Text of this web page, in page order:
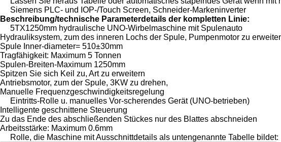
Siemens PLC- und IOP-/Touch Screen, Schneider-Markeninverter
Beschreibung/technische Parameterdetails der kompletten Linie:
5TX1250mm hydraulische UNO-Wirbelmaschine mit Spulenauto
Hydrauliksystem, zum des inneren Lochs der Spule, Pumpenmotor zu
Spule Inner-diameter= 510±30mm
Tragfähigkeit: Maximum 5 Tonnen
Spulen-Breiten-Maximum 1250mm
Spitzen Sie sich Keil zu, Art zu erweitern
Antriebsmotor, zum der Spule, 3KW zu drehen,
Manuelle Frequenzgeschwindigkeitsregelung
Eintritts-Rolle u. manuelles Vor-scherendes Gerät (UNO-betrieben)
Intelligente geschnittene Steuerung
Zu das Ende des abschließenden Stückes nur des Blattes abschneiden
Arbeitsstärke: Maximum 0.6mm
Rolle, die Maschine mit Ausschnittdetails als untengenannte Tabelle bildet: